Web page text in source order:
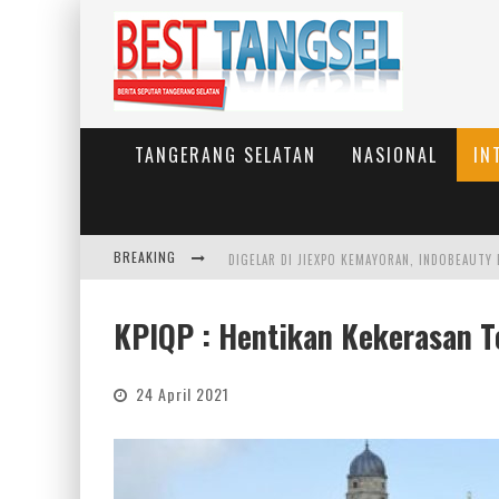
TANGERANG SELATAN NASIONAL
BREAKING
KPIQP : Hentikan Kekerasan
24 April 2021